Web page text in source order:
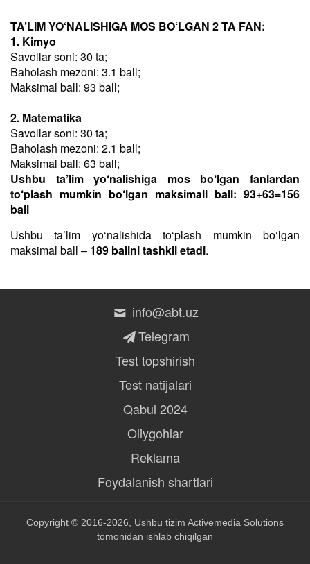
TA’LIM YO‘NALISHIGA MOS BO‘LGAN 2 TA FAN:
1. Kimyo
Savollar soni: 30 ta;
Baholash mezoni: 3.1 ball;
Maksimal ball: 93 ball;
2. Matematika
Savollar soni: 30 ta;
Baholash mezoni: 2.1 ball;
Maksimal ball: 63 ball;
Ushbu ta’lim yo‘nalishiga mos bo‘lgan fanlardan
to‘plash mumkin bo‘lgan maksimall ball: 93+63=156
ball
Ushbu taʼlim yo‘nalishida to‘plash mumkin bo‘lgan
maksimal ball – 189 ballni tashkil etadi.
info@abt.uz
Telegram
Test topshirish
Test natijalari
Qabul 2024
Oliygohlar
Reklama
Foydalanish shartlari
Copyright © 2016-2026, Ushbu tizim Activemedia Solutions
tomonidan ishlab chiqilgan